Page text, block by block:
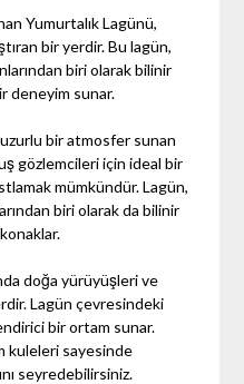
Yumurtalık Lagünü,
bir yerdir. Bu lagün,
biri olarak bilinir
deneyim sunar.
bir atmosfer sunan
gözlemcileri için ideal bir
mümkündür. Lagün,
biri olarak da bilinir
doğa yürüyüşleri ve
Lagün çevresindeki
bir ortam sunar.
kuleleri sayesinde
seyredebilirsiniz.